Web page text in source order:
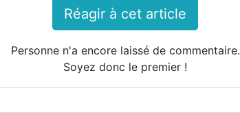
Réagir à cet article
Personne n'a encore laissé de commentaire.
Soyez donc le premier !